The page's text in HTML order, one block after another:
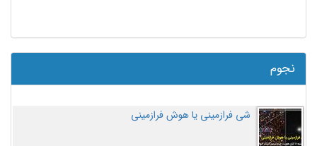
نجوم
شی فرازمینی یا هوش فرازمینی